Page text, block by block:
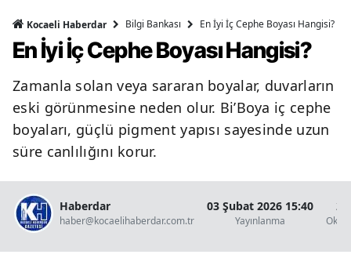
Kocaeli Haberdar Bilgi Bankası En İyi İç Cephe Boyası Hangisi?
En İyi İç Cephe Boyası Hangisi?
Zamanla solan veya sararan boyalar, duvarların
eski görünmesine neden olur. Bi’Boya iç cephe
boyaları, güçlü pigment yapısı sayesinde uzun
süre canlılığını korur.
Haberdar
haber@kocaelihaberdar.com.tr
03 Şubat 2026 15:40
Yayınlanma
2